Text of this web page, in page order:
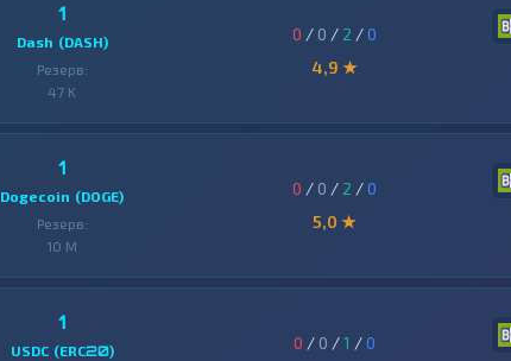
1
Dash (DASH)
Резерв:
47 K
0 / 0 / 2 /0
4,9 ★
1
Dogecoin (DOGE)
Резерв:
10 M
0 / 0 / 2 /0
5,0 ★
1
USDC (ERC20) 0 / 0 /1 /0